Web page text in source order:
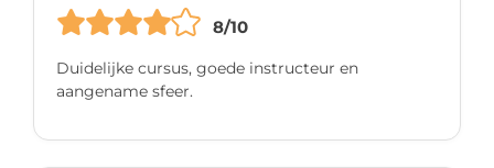
8/10
Duidelijke cursus, goede instructeur en
aangename sfeer.